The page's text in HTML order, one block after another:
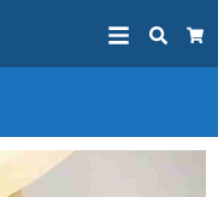
Search